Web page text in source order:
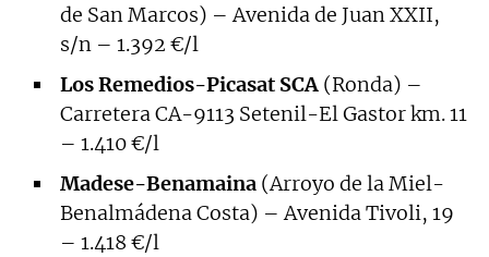
de San Marcos) – Avenida de Juan XXII,
s/n – 1.392 €/l
Los Remedios-Picasat SCA (Ronda) –
Carretera CA-9113 Setenil-El Gastor km. 11
– 1.410 €/l
Madese-Benamaina (Arroyo de la Miel-
Benalmádena Costa) – Avenida Tivoli, 19
– 1.418 €/l